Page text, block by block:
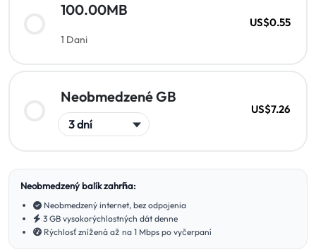
100.00MB
1 Dani
US$0.55
Neobmedzené GB
US$7.26
Neobmedzený balík zahŕňa:
Neobmedzený internet, bez odpojenia
3 GB vysokorýchlostných dát denne
Rýchlosť znížená až na 1 Mbps po vyčerpaní